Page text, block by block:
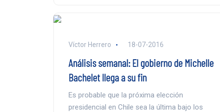
Víctor Herrero 18-07-2016
Análisis semanal: El gobierno de Michelle
Bachelet llega a su fin
Es probable que la próxima elección
presidencial en Chile sea la última bajo los